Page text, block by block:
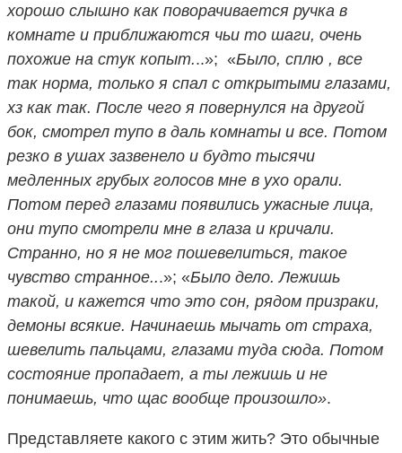
хорошо слышно как поворачивается ручка в
комнате и приближаются чьи то шаги, очень
похожие на стук копыт...»; «Было, cплю , все
так норма, только я спал с открытыми глазами,
хз как так. После чего я повернулся на другой
бок, смотрел тупо в даль комнаты и все. Потом
резко в ушах зазвенело и будто тысячи
медленных грубых голосов мне в ухо орали.
Потом перед глазами появились ужасные лица,
они тупо смотрели мне в глаза и кричали.
Странно, но я не мог пошевелиться, такое
чувство странное...»; «Было дело. Лежишь
такой, и кажется что это сон, рядом призраки,
демоны всякие. Начинаешь мычать от страха,
шевелить пальцами, глазами туда сюда. Потом
состояние пропадает, а ты лежишь и не
понимаешь, что щас вообще произошло».
Представляете какого с этим жить? Это обычные